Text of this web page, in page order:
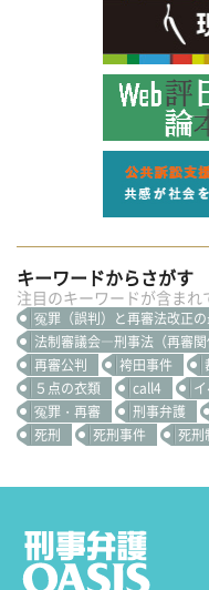
キーワードからさがす
注目のキーワードが含まれ
冤罪（誤判）と再審法改正
法制審議会―刑事法（再審
再審公判
袴田事件
５点の衣類
call4
冤罪・再審
刑事弁護
死刑
死刑事件 死刑